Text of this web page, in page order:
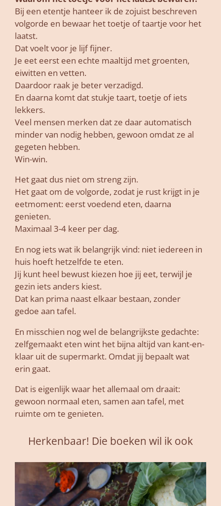
Bij een etentje hanteer ik de zojuist beschreven
volgorde en bewaar het toetje of taartje voor het
laatst.
Dat voelt voor je lijf fijner.
Je eet eerst een echte maaltijd met groenten,
eiwitten en vetten.
Daardoor raak je beter verzadigd.
En daarna komt dat stukje taart, toetje of iets
lekkers.
Veel mensen merken dat ze daar automatisch
minder van nodig hebben, gewoon omdat ze al
gegeten hebben.
Win-win.
Het gaat dus niet om streng zijn.
Het gaat om de volgorde, zodat je rust krijgt in je
eetmoment: eerst voedend eten, daarna
genieten.
Maximaal 3-4 keer per dag.
En nog iets wat ik belangrijk vind: niet iedereen in
huis hoeft hetzelfde te eten.
Jij kunt heel bewust kiezen hoe jij eet, terwijl je
gezin iets anders kiest.
Dat kan prima naast elkaar bestaan, zonder
gedoe aan tafel.
En misschien nog wel de belangrijkste gedachte:
zelfgemaakt eten wint het bijna altijd van kant-en-
klaar uit de supermarkt. Omdat jij bepaalt wat
erin gaat.
Dat is eigenlijk waar het allemaal om draait:
gewoon normaal eten, samen aan tafel, met
ruimte om te genieten.
Herkenbaar! Die boeken wil ik ook